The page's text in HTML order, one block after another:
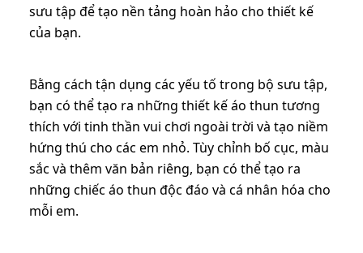
sưu tập để tạo nền tảng hoàn hảo cho thiết kế
của bạn.
Bằng cách tận dụng các yếu tố trong bộ sưu tập,
bạn có thể tạo ra những thiết kế áo thun tương
thích với tinh thần vui chơi ngoài trời và tạo niềm
hứng thú cho các em nhỏ. Tùy chỉnh bố cục, màu
sắc và thêm văn bản riêng, bạn có thể tạo ra
những chiếc áo thun độc đáo và cá nhân hóa cho
mỗi em.